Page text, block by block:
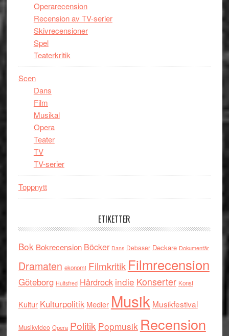
Operarecension
Recension av TV-serier
Skivrecensioner
Spel
Teaterkritik
Scen
Dans
Film
Musikal
Opera
Teater
TV
TV-serier
Toppnytt
ETIKETTER
Bok Bokrecension Böcker Dans Debaser Deckare Dokumentär
Dramaten ekonomi Filmkritik Filmrecension
Göteborg Hultsfred Hårdrock indie Konserter Konst
Kultur Kulturpolitik Medier Musik Musikfestival
Musikvideo Opera Politik Popmusik Recension